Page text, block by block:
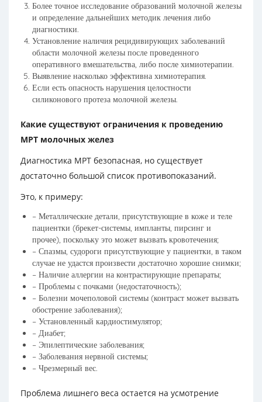
Более точное исследование образований молочной железы
и определение дальнейших методик лечения либо
диагностики.
Установление наличия рецидивирующих заболеваний
области молочной железы после проведенного
оперативного вмешательства, либо после химиотерапии.
Выявление насколько эффективна химиотерапия.
Если есть опасность нарушения целостности
силиконового протеза молочной железы.
Какие существуют ограничения к проведению
МРТ молочных желез
Диагностика МРТ безопасная, но существует
достаточно большой список противопоказаний.
Это, к примеру:
– Металлические детали, присутствующие в коже и теле
пациентки (брекет-системы, импланты, пирсинг и
прочее), поскольку это может вызвать кровотечения;
– Спазмы, судороги присутствующие у пациентки, в таком
случае не удастся произвести достаточно хорошие снимки;
– Наличие аллергии на контрастирующие препараты;
– Проблемы с почками (недостаточность);
– Болезни мочеполовой системы (контраст может вызвать
обострение заболевания);
– Установленный кардиостимулятор;
– Диабет;
– Эпилептические заболевания;
– Заболевания нервной системы;
– Чрезмерный вес.
Проблема лишнего веса остается на усмотрение